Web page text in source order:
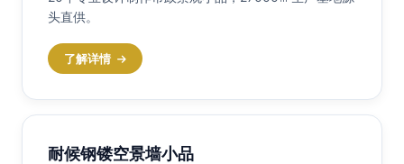
头直供。
了解详情
耐候钢镂空景墙小品